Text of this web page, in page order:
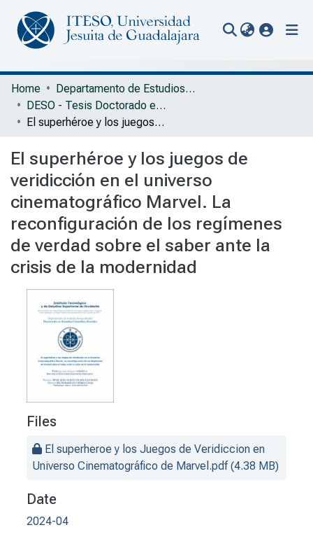
Communities & Collections
All of Repository
Portal Biblioteca
Home
Departamento de Estudios Socioculturales
DESO - Tesis Doctorado en Estudios Científico-Sociales
El superhéroe y los juegos de veridicción en el universo cinematográfico Marvel. La reconfiguración de los regímenes de verdad sobre el saber ante la crisis de la modernidad
El superhéroe y los juegos de
veridicción en el universo
cinematográfico Marvel. La
reconfiguración de los regímenes
de verdad sobre el saber ante la
crisis de la modernidad
Files
El superheroe y los Juegos de Veridiccion en
Universo Cinematográfico de Marvel.pdf(4.38 MB)
Date
2024-04